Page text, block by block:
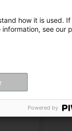
auf
how it is used. If
see our
Powered by